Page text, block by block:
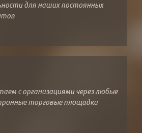
для наших постоянных
с организациями через любые
торговые площадки